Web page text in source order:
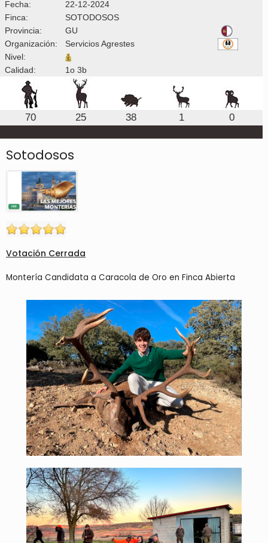
Fecha:
22-12-2024
Finca:
SOTODOSOS
Provincia:
GU
Organización:
Servicios Agrestes
Nivel:
Calidad:
1o 3b
70 25 38 1 0
Sotodosos
Votación Cerrada
Montería Candidata a Caracola de Oro en Finca Abierta